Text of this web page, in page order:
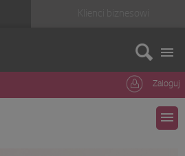
Zaloguj